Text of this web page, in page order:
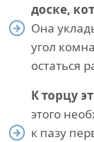
доске,
Она
угол
остаться
К торцу
этого
к пазу